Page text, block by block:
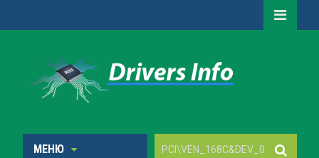
МЕНЮ